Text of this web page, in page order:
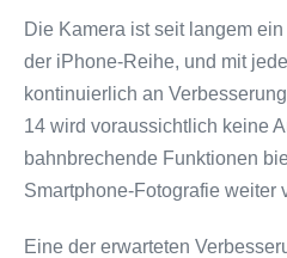
Die Kamera ist seit langem
der iPhone-Reihe, und mit
kontinuierlich an
14 wird voraussichtlich keine
bahnbrechende Funktionen
Smartphone-Fotografie weiter
Eine der erwarteten